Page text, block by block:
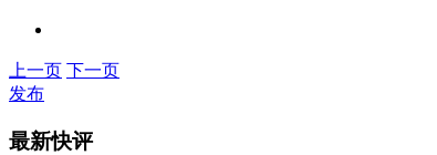
上一页 下一页
发布
最新快评